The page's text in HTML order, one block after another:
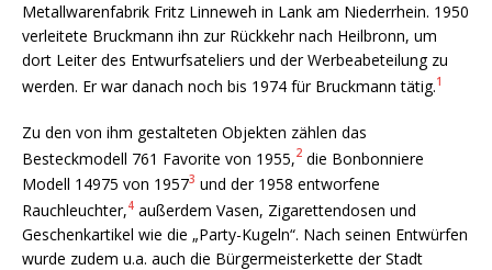
Metallwarenfabrik Fritz Linneweh in Lank am Niederrhein. 1950
verleitete Bruckmann ihn zur Rückkehr nach Heilbronn, um
dort Leiter des Entwurfsateliers und der Werbeabeteilung zu
werden. Er war danach noch bis 1974 für Bruckmann tätig.1
Zu den von ihm gestalteten Objekten zählen das
Besteckmodell 761 Favorite von 1955,2 die Bonbonniere
Modell 14975 von 19573 und der 1958 entworfene
Rauchleuchter,4 außerdem Vasen, Zigarettendosen und
Geschenkartikel wie die „Party-Kugeln“. Nach seinen Entwürfen
wurde zudem u.a. auch die Bürgermeisterkette der Stadt